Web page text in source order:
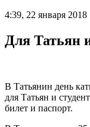
4:39, 22 января 2018
Для Татьян
В Татьянин день
для Татьян и
билет и паспорт.